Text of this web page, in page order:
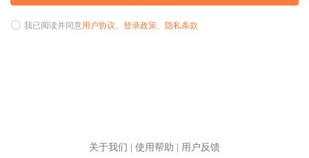
我已阅读并同意用户协议、 登录政策、 隐私条款
关于我们 使用帮助 用户反馈